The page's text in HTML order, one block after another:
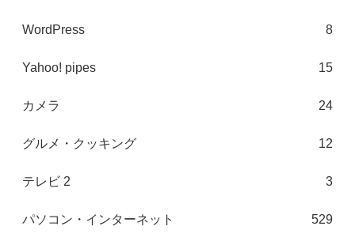
WordPress 8
Yahoo! pipes 15
カメラ 24
グルメ・クッキング 12
テレビ 2 3
パソコン・インターネット 529